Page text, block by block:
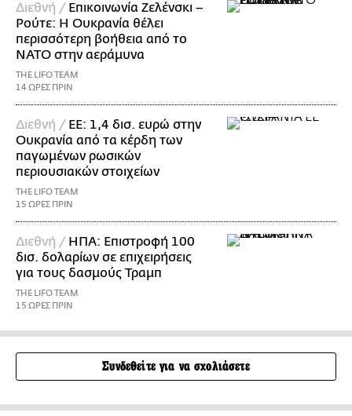
Διεθνή / Επικοινωνία Ζελένσκι –
Ρούτε: Η Ουκρανία θέλει
περισσότερη βοήθεια από το
ΝΑΤΟ στην αεράμυνα
THE LIFO TEAM
14 ΩΡΕΣ ΠΡΙΝ
Διεθνή / ΕΕ: 1,4 δισ. ευρώ στην
Ουκρανία από τα κέρδη των
παγωμένων ρωσικών
περιουσιακών στοιχείων
THE LIFO TEAM
15 ΩΡΕΣ ΠΡΙΝ
Διεθνή / ΗΠΑ: Επιστροφή 100
δισ. δολαρίων σε επιχειρήσεις
για τους δασμούς Τραμπ
THE LIFO TEAM
15 ΩΡΕΣ ΠΡΙΝ
Συνδεθείτε για να σχολιάσετε